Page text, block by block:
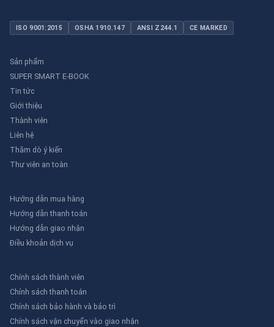
ISO 9001:2015 OSHA 1910.147 ANSI Z244.1 CE MARKED
Sản phẩm
SUPER SMART E-BOOK
Tin tức
Giới thiệu
Thành viên
Liên hệ
Thăm dò ý kiến
Thư viên an toàn
Hướng dẫn mua hàng
Hướng dẫn thanh toán
Hướng dẫn giao nhận
Điều khoản dịch vụ
Chính sách thành viên
Chính sách thanh toán
Chính sách bảo hành và bảo trì
Chính sách vận chuyển vào giao nhận